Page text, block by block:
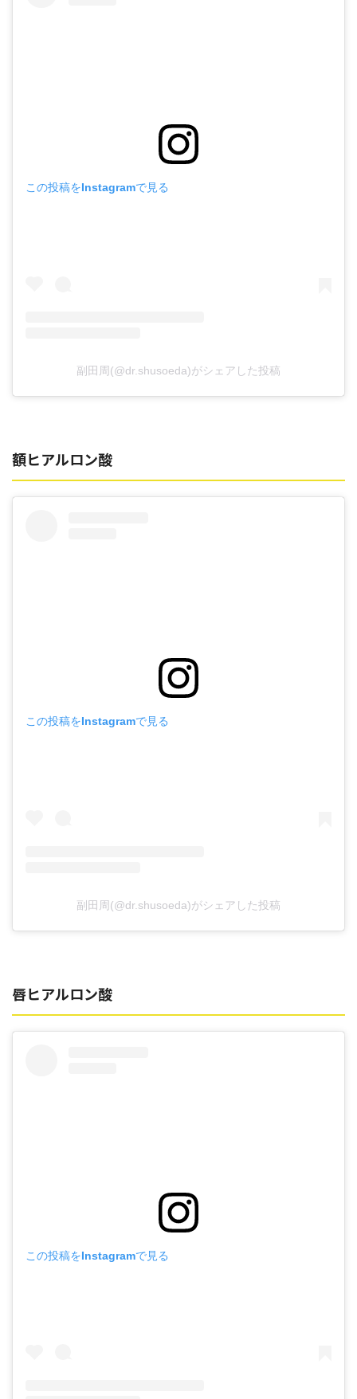
この投稿をInstagramで見る
副田周(@dr.shusoeda)がシェアした投稿
額ヒアルロン酸
この投稿をInstagramで見る
副田周(@dr.shusoeda)がシェアした投稿
唇ヒアルロン酸
この投稿をInstagramで見る